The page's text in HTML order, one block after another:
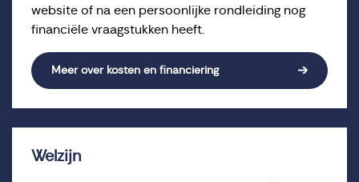
website of na een persoonlijke rondleiding nog
financiële vraagstukken heeft.
Meer over kosten en financiering
Welzijn